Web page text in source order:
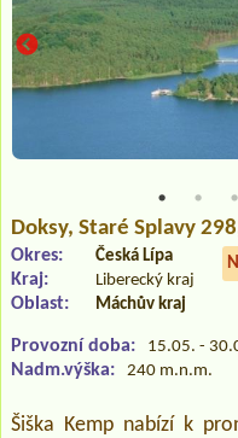
Doksy, Staré Splavy
Okres: Česká Lípa
Kraj: Liberecký kraj
Oblast: Máchův kraj
Provozní doba: 15.05. -
Nadm.výška:
240 m.n.m.
Šiška Kemp nabízí k